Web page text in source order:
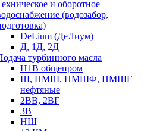
и оборотное
(водозабор,
DeLium (ДеЛиум)
Д, 1Д, 2Д
турбинного масла
Н1В общепром
Ш, НМШ, НМШФ, НМШГ
нефтяные
2ВВ, 2ВГ
3В
НШ